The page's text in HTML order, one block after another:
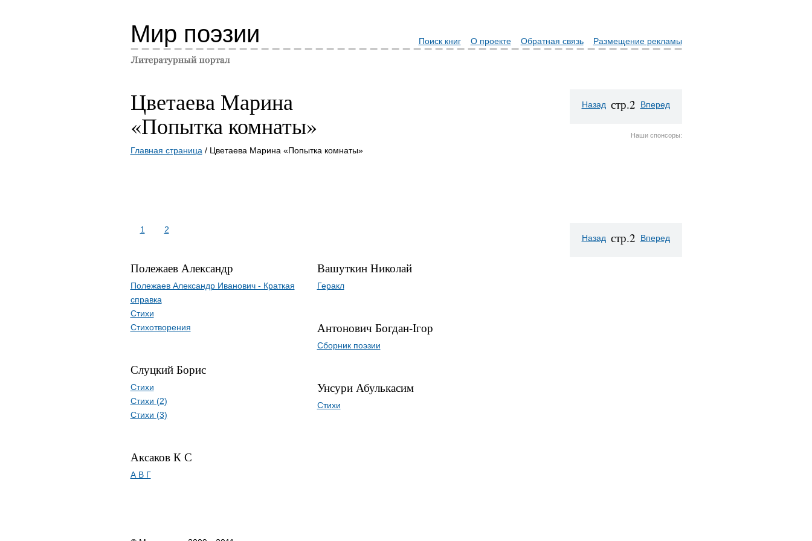
Мир поэзии Поиск книг О проекте Обратная связь Размещение рекламы
Цветаева Марина
«Попытка комнаты»
Главная страница / Цветаева Марина «Попытка комнаты»
Назад стр.2 Вперед
Наши спонсоры:
1 2
Полежаев Александр
Полежаев Александр Иванович - Краткая
справка
Стихи
Стихотворения
Слуцкий Борис
Стихи
Стихи (2)
Стихи (3)
Аксаков К С
А В Г
Вашуткин Николай
Геракл
Антонович Богдан-Iгор
Сборник поэзии
Унсури Абулькасим
Стихи
Назад стр.2 Вперед